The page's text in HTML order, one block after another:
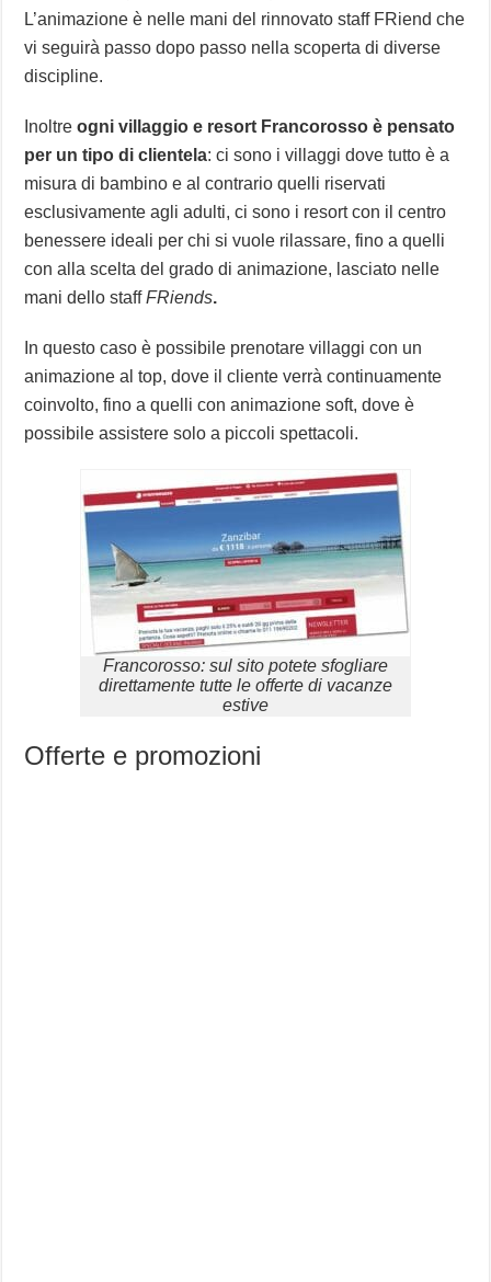
L’animazione è nelle mani del rinnovato staff FRiend che
vi seguirà passo dopo passo nella scoperta di diverse
discipline.
Inoltre ogni villaggio e resort Francorosso è pensato
per un tipo di clientela: ci sono i villaggi dove tutto è a
misura di bambino e al contrario quelli riservati
esclusivamente agli adulti, ci sono i resort con il centro
benessere ideali per chi si vuole rilassare, fino a quelli
con alla scelta del grado di animazione, lasciato nelle
mani dello staffFRiends.
In questo caso è possibile prenotare villaggi con un
animazione al top, dove il cliente verrà continuamente
coinvolto, fino a quelli con animazione soft, dove è
possibile assistere solo a piccoli spettacoli.
Francorosso: sul sito potete sfogliare
direttamente tutte le offerte di vacanze
estive
Offerte e promozioni